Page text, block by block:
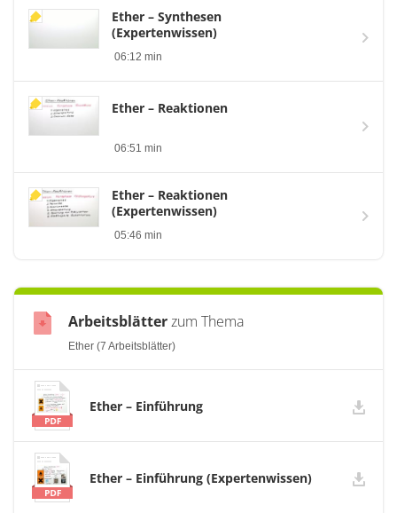
Ether – Synthesen
(Expertenwissen)
06:12 min
Ether – Reaktionen
06:51 min
Ether – Reaktionen
(Expertenwissen)
05:46 min
Arbeitsblätterzum Thema
Ether (7 Arbeitsblätter)
Ether – Einführung
Ether – Einführung (Expertenwissen)